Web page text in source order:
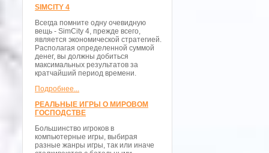
SIMCITY 4
Всегда помните одну очевидную
вещь - SimCity 4, прежде всего,
является экономической стратегией.
Располагая определенной суммой
денег, вы должны добиться
максимальных результатов за
кратчайший период времени.
Подробнее...
РЕАЛЬНЫЕ ИГРЫ О МИРОВОМ
ГОСПОДСТВЕ
Большинство игроков в
компьютерные игры, выбирая
разные жанры игры, так или иначе